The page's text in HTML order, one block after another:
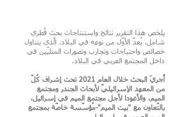
يلخص هذا التقرير نتائج واستنتاجات بحث قُطري
شامل، يُعدّ الأوّل من نوعه في البلاد، الّذي يتناول
خصائص واحتياجات وتجارب وتصورات المثليّين في
داخل المجتمع العربي في البلاد.
أُجرِيَ البحث خلال العام 2021 تحت إشراف كُلّ
من المعهد الإسرائيليّ لأبحاث الجندر ومجتمع
الميم، والأغودا لأجل مجتمع الميم في إسرائيل،
بالتّعاون مع "بيت الميم"-مُؤسّسة خاصّة بمجتمع